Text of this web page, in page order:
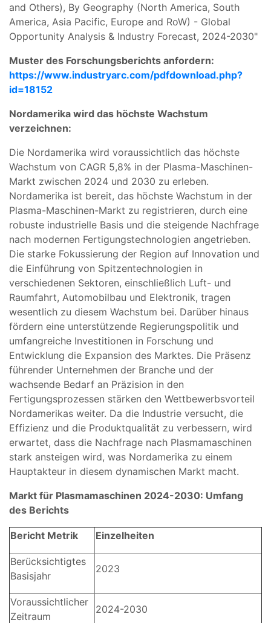
and Others), By Geography (North America, South
America, Asia Pacific, Europe and RoW) - Global
Opportunity Analysis & Industry Forecast, 2024-2030"
Muster des Forschungsberichts anfordern:
https://www.industryarc.com/pdfdownload.php?
id=18152
Nordamerika wird das höchste Wachstum
verzeichnen:
Die Nordamerika wird voraussichtlich das höchste
Wachstum von CAGR 5,8% in der Plasma-Maschinen-
Markt zwischen 2024 und 2030 zu erleben.
Nordamerika ist bereit, das höchste Wachstum in der
Plasma-Maschinen-Markt zu registrieren, durch eine
robuste industrielle Basis und die steigende Nachfrage
nach modernen Fertigungstechnologien angetrieben.
Die starke Fokussierung der Region auf Innovation und
die Einführung von Spitzentechnologien in
verschiedenen Sektoren, einschließlich Luft- und
Raumfahrt, Automobilbau und Elektronik, tragen
wesentlich zu diesem Wachstum bei. Darüber hinaus
fördern eine unterstützende Regierungspolitik und
umfangreiche Investitionen in Forschung und
Entwicklung die Expansion des Marktes. Die Präsenz
führender Unternehmen der Branche und der
wachsende Bedarf an Präzision in den
Fertigungsprozessen stärken den Wettbewerbsvorteil
Nordamerikas weiter. Da die Industrie versucht, die
Effizienz und die Produktqualität zu verbessern, wird
erwartet, dass die Nachfrage nach Plasmamaschinen
stark ansteigen wird, was Nordamerika zu einem
Hauptakteur in diesem dynamischen Markt macht.
Markt für Plasmamaschinen 2024-2030: Umfang
des Berichts
Bericht Metrik Einzelheiten
Berücksichtigtes
Basisjahr
2023
Voraussichtlicher
Zeitraum
2024-2030